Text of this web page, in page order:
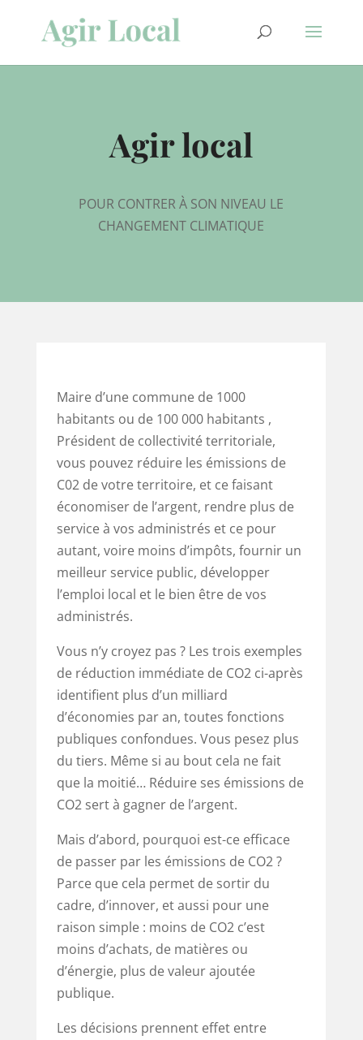
Agir local
POUR CONTRER À SON NIVEAU LE
CHANGEMENT CLIMATIQUE
Maire d’une commune de 1000
habitants ou de 100 000 habitants ,
Président de collectivité territoriale,
vous pouvez réduire les émissions de
C02 de votre territoire, et ce faisant
économiser de l’argent, rendre plus de
service à vos administrés et ce pour
autant, voire moins d’impôts, fournir un
meilleur service public, développer
l’emploi local et le bien être de vos
administrés.
Vous n’y croyez pas ? Les trois exemples
de réduction immédiate de CO2 ci-après
identifient plus d’un milliard
d’économies par an, toutes fonctions
publiques confondues. Vous pesez plus
du tiers. Même si au bout cela ne fait
que la moitié… Réduire ses émissions de
CO2 sert à gagner de l’argent.
Mais d’abord, pourquoi est-ce efficace
de passer par les émissions de CO2 ?
Parce que cela permet de sortir du
cadre, d’innover, et aussi pour une
raison simple : moins de CO2 c’est
moins d’achats, de matières ou
d’énergie, plus de valeur ajoutée
publique.
Les décisions prennent effet entre